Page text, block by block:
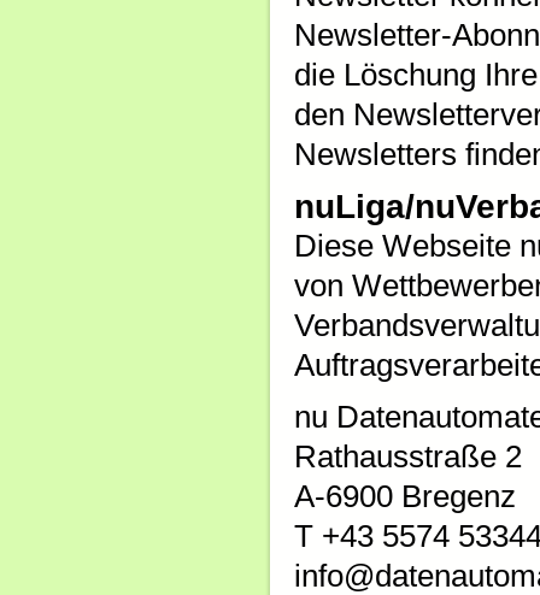
Newsletter-
die Löschung
den
Newsletters
nuLiga/
Diese Webseite
von
nu
Rathausstraße 2
A-6900 Bregenz
T +43 5574